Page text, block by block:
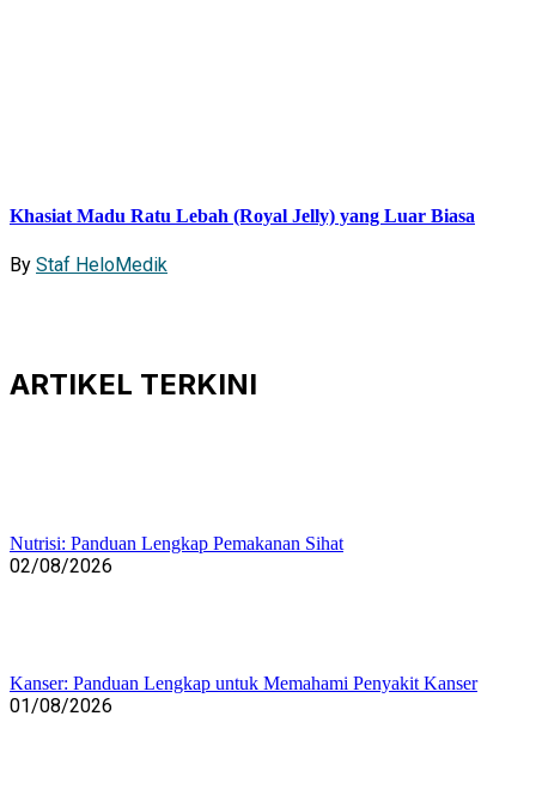
Khasiat Madu Ratu Lebah (Royal Jelly) yang Luar Biasa
By Staf HeloMedik
ARTIKEL TERKINI
Nutrisi: Panduan Lengkap Pemakanan Sihat
02/08/2026
Kanser: Panduan Lengkap untuk Memahami Penyakit Kanser
01/08/2026